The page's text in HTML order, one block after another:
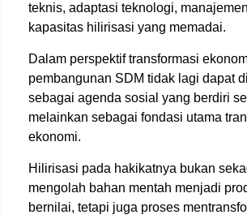
teknis, adaptasi teknologi,
kapasitas hilirisasi yang memadai.
Dalam perspektif transformasi
pembangunan SDM tidak lagi dapat
sebagai agenda sosial yang berdiri
melainkan sebagai fondasi utama
ekonomi.
Hilirisasi pada hakikatnya bukan
mengolah bahan mentah menjadi
bernilai, tetapi juga proses